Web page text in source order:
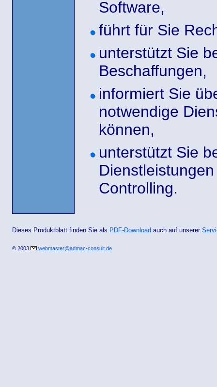
Software,
führt für Sie
unterstützt Sie
Beschaffungen,
informiert Sie
notwendige
können,
unterstützt Sie
Controlling.
Dieses Produktblatt finden Sie als PDF-Download auch auf unserer
© 2003 webmaster@admac-consult.de